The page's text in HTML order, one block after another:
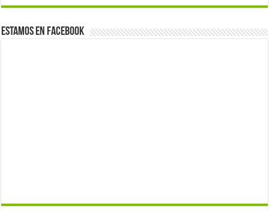
Estamos en Facebook